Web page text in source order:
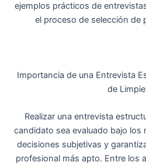
ejemplos prácticos de
el proceso de selección de
Importancia de una Entrevista
de
Realizar una entrevista
candidato sea evaluado bajo los
decisiones subjetivas y
profesional más apto. Entre los